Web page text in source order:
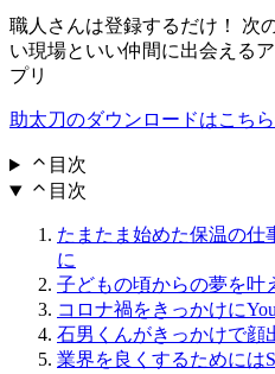
職人さんは登録するだけ！ 次
い現場といい仲間に出会える
プリ
助太刀のダウンロードはこち
目次
目次
たまたま始めた保温の仕
に
子どもの頃からの夢を叶
コロナ禍をきっかけに
石男くんがきっかけで顔
業界を良くするためには